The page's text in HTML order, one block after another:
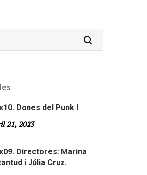
Dones del Punk I
21, 2023
Directores: Marina
i Júlia Cruz.